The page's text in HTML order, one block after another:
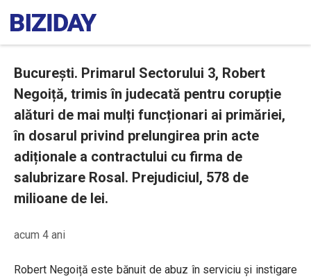
București. Primarul Sectorului 3, Robert
Negoiță, trimis în judecată pentru corupție
alături de mai mulți funcționari ai primăriei,
în dosarul privind prelungirea prin acte
adiționale a contractului cu firma de
salubrizare Rosal. Prejudiciul, 578 de
milioane de lei.
acum 4 ani
Robert Negoiță este bănuit de abuz în serviciu și instigare